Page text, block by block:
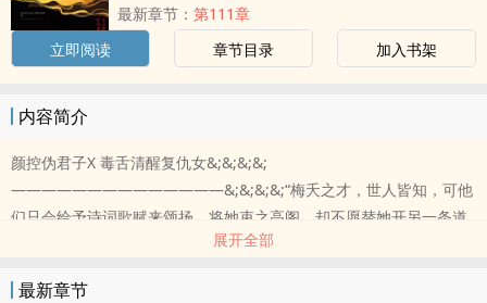
最新章节： 第111章
立即阅读
章节目录 加入书架
内容简介
颜控伪君子X 毒舌清醒复仇女&;&;&;&;
——————————————&;&;&;&;“梅夭之才，世人皆知，可他
们只会给予诗词歌赋来颂扬，将她束之高阁，却不愿替她开另一条道
路。” ——沈婳&;&;&;&;“永安金殿中人将我们的路都给堵死，我们效
展开全部
最新章节